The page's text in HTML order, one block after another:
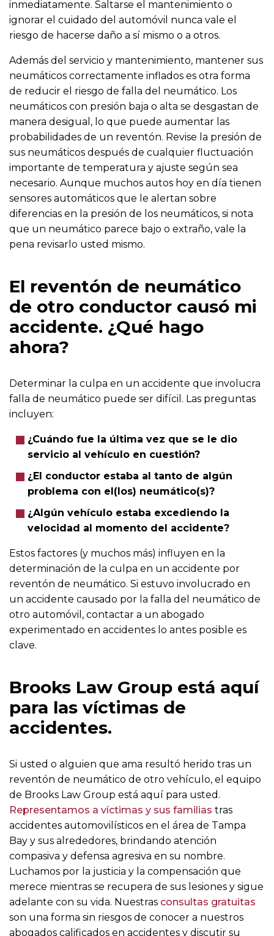
inmediatamente. Saltarse el mantenimiento o
ignorar el cuidado del automóvil nunca vale el
riesgo de hacerse daño a sí mismo o a otros.
Además del servicio y mantenimiento, mantener sus
neumáticos correctamente inflados es otra forma
de reducir el riesgo de falla del neumático. Los
neumáticos con presión baja o alta se desgastan de
manera desigual, lo que puede aumentar las
probabilidades de un reventón. Revise la presión de
sus neumáticos después de cualquier fluctuación
importante de temperatura y ajuste según sea
necesario. Aunque muchos autos hoy en día tienen
sensores automáticos que le alertan sobre
diferencias en la presión de los neumáticos, si nota
que un neumático parece bajo o extraño, vale la
pena revisarlo usted mismo.
El reventón de neumático
de otro conductor causó mi
accidente. ¿Qué hago
ahora?
Determinar la culpa en un accidente que involucra
falla de neumático puede ser difícil. Las preguntas
incluyen:
¿Cuándo fue la última vez que se le dio
servicio al vehículo en cuestión?
¿El conductor estaba al tanto de algún
problema con el(los) neumático(s)?
¿Algún vehículo estaba excediendo la
velocidad al momento del accidente?
Estos factores (y muchos más) influyen en la
determinación de la culpa en un accidente por
reventón de neumático. Si estuvo involucrado en
un accidente causado por la falla del neumático de
otro automóvil, contactar a un abogado
experimentado en accidentes lo antes posible es
clave.
Brooks Law Group está aquí
para las víctimas de
accidentes.
Si usted o alguien que ama resultó herido tras un
reventón de neumático de otro vehículo, el equipo
de Brooks Law Group está aquí para usted.
Representamos a víctimas y sus familias tras
accidentes automovilísticos en el área de Tampa
Bay y sus alrededores, brindando atención
compasiva y defensa agresiva en su nombre.
Luchamos por la justicia y la compensación que
merece mientras se recupera de sus lesiones y sigue
adelante con su vida. Nuestras consultas gratuitas
son una forma sin riesgos de conocer a nuestros
abogados calificados en accidentes y discutir su